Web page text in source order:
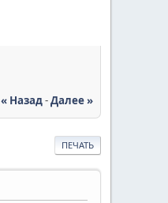
« Назад-Далее »
ПЕЧАТЬ